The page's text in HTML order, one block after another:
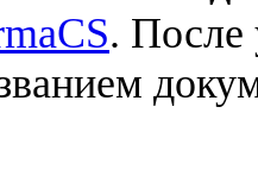
. После